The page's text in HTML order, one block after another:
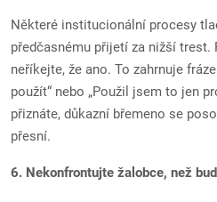
Některé institucionální procesy
předčasnému přijetí za nižší trest.
neříkejte, že ano. To zahrnuje
použít“ nebo „Použil jsem to jen
přiznáte, důkazní břemeno se
přesní.
6. Nekonfrontujte žalobce, než